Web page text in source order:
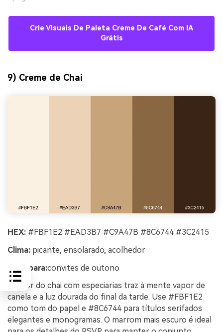
Crie Visuais De Paleta Creme De Café Com IA
Grátis
9) Creme de Chai
HEX: #FBF1E2 #EAD3B7 #C9A47B #8C6744 #3C2415
Clima: picante, ensolarado, acolhedor
Ideal para:convites de outono
O calor do chai com especiarias traz à mente vapor de
canela e a luz dourada do final da tarde. Use #FBF1E2
como tom do papel e #8C6744 para títulos serifados
elegantes e monogramas. O marrom mais escuro é ideal